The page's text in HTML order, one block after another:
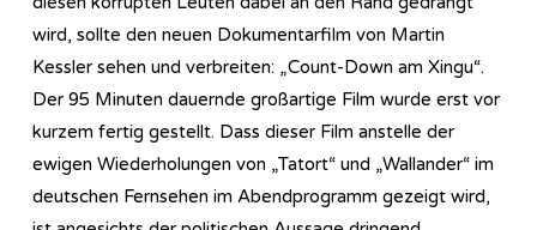
wird, sollte den neuen Dokumentarfilm von Martin
Kessler sehen und verbreiten: „Count-Down am Xingu“.
Der 95 Minuten dauernde großartige Film wurde erst vor
kurzem fertig gestellt. Dass dieser Film anstelle der
ewigen Wiederholungen von „Tatort“ und „Wallander“ im
deutschen Fernsehen im Abendprogramm gezeigt wird,